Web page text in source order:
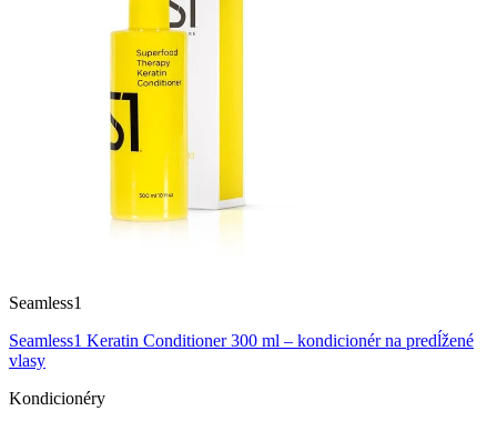
Seamless1
Seamless1 Keratin Conditioner 300 ml – kondicionér na predĺžené
vlasy
Kondicionéry